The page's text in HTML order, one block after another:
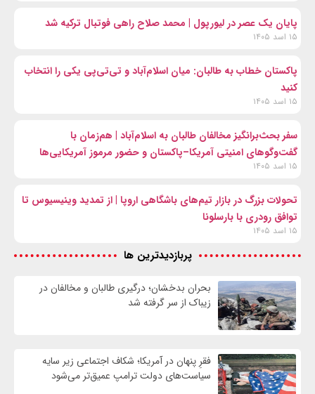
پایان یک عصر در لیورپول | محمد صلاح راهی فوتبال ترکیه شد
۱۵ اسد ۱۴۰۵
پاکستان خطاب به طالبان: میان اسلام‌آباد و تی‌تی‌پی یکی را انتخاب
کنید
۱۵ اسد ۱۴۰۵
سفر بحث‌برانگیز مخالفان طالبان به اسلام‌آباد | هم‌زمان با
گفت‌وگوهای امنیتی آمریکا–پاکستان و حضور مرموز آمریکایی‌ها
۱۵ اسد ۱۴۰۵
تحولات بزرگ در بازار تیم‌های باشگاهی اروپا | از تمدید وینیسیوس تا
توافق رودری با بارسلونا
۱۵ اسد ۱۴۰۵
پربازدیدترین ها
بحران بدخشان؛ درگیری طالبان و مخالفان در
زیباک از سر گرفته شد
فقرِ پنهان در آمریکا؛ شکاف اجتماعی زیر سایه
سیاست‌های دولت ترامپ عمیق‌تر می‌شود